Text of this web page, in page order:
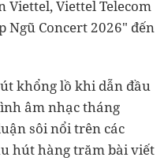
Viettel, Viettel Telecom
Ngũ Concert 2026" đến
khổng lồ khi dẫn đầu
âm nhạc tháng
sôi nổi trên các
hút hàng trăm bài viết